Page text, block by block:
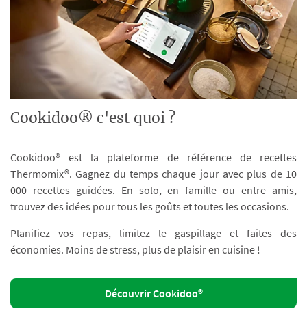
Cookidoo® c'est quoi ?
Cookidoo® est la plateforme de référence de recettes
Thermomix®. Gagnez du temps chaque jour avec plus de 10
000 recettes guidées. En solo, en famille ou entre amis,
trouvez des idées pour tous les goûts et toutes les occasions.
Planifiez vos repas, limitez le gaspillage et faites des
économies. Moins de stress, plus de plaisir en cuisine !
Découvrir Cookidoo®